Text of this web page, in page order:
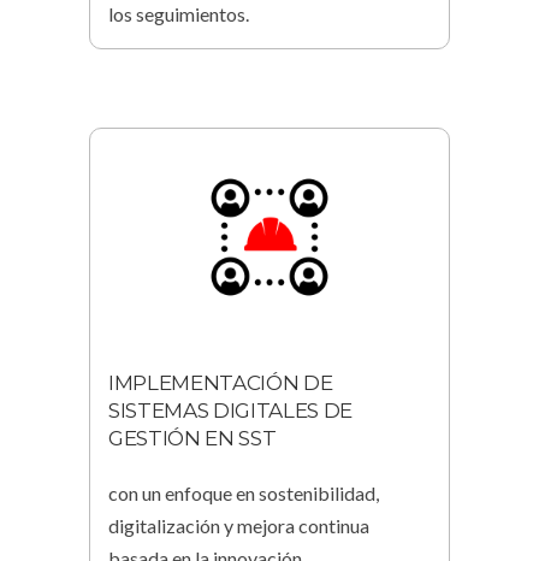
los seguimientos.
IMPLEMENTACIÓN DE
SISTEMAS DIGITALES DE
GESTIÓN EN SST
con un enfoque en sostenibilidad,
digitalización y mejora continua